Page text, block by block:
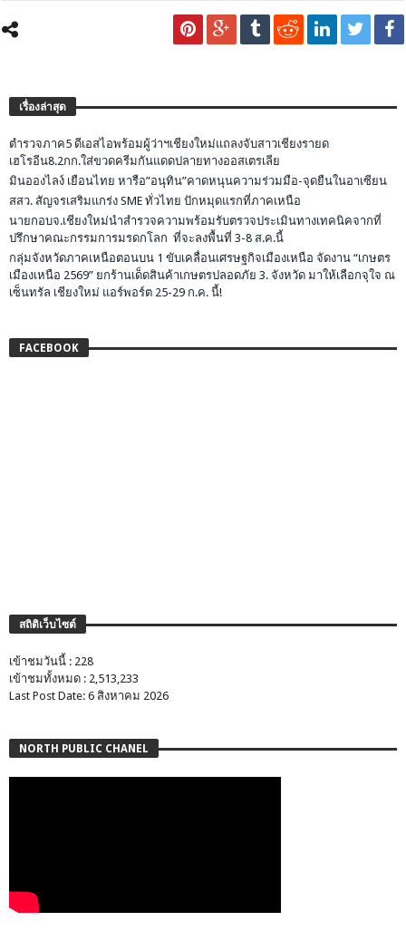
เรื่องล่าสุด
ตำรวจภาค5 ดีเอสไอพร้อมผู้ว่าฯเชียงใหม่แถลงจับสาวเชียงรายด
เฮโรอีน8.2กก.ใส่ขวดครีมกันแดดปลายทางออสเตรเลีย
มินอองไลง์ เยือนไทย หารือ”อนุทิน”คาดหนุนความร่วมมือ-จุดยืนในอาเซียน
สสว. สัญจรเสริมแกร่ง SME ทั่วไทย ปักหมุดแรกที่ภาคเหนือ
นายกอบจ.เชียงใหม่นำสำรวจความพร้อมรับตรวจประเมินทางเทคนิคจากที่
ปรึกษาคณะกรรมการมรดกโลก ที่จะลงพื้นที่ 3-8 ส.ค.นี้
กลุ่มจังหวัดภาคเหนือตอนบน 1 ขับเคลื่อนเศรษฐกิจเมืองเหนือ จัดงาน “เกษตร
เมืองเหนือ 2569” ยกร้านเด็ดสินค้าเกษตรปลอดภัย 3. จังหวัด มาให้เลือกจุใจ ณ
เซ็นทรัล เชียงใหม่ แอร์พอร์ต 25-29 ก.ค. นี้!
FACEBOOK
สถิติเว็บไซต์
เข้าชมวันนี้ : 228
เข้าชมทั้งหมด : 2,513,233
Last Post Date: 6 สิงหาคม 2026
NORTH PUBLIC CHANEL